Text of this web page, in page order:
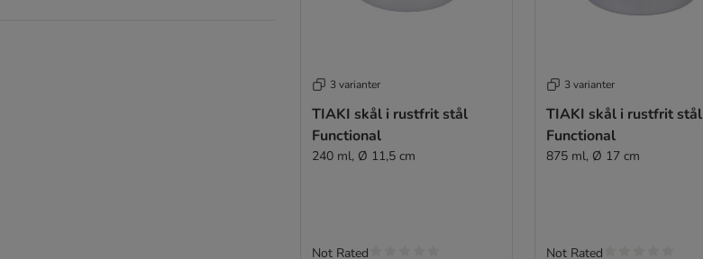
3 varianter
TIAKI skål i rustfrit stål
Functional
240 ml, Ø 11,5 cm
Not Rated
3 varianter
TIAKI skål i rustfrit stål
Functional
875 ml, Ø 17 cm
Not Rated